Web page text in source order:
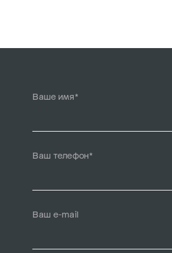
Ваше имя*
Ваш телефон*
Ваш e-mail